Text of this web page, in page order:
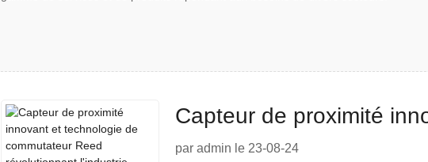
Capteur de proximité
commutateur Reed
par admin le 23-08-24